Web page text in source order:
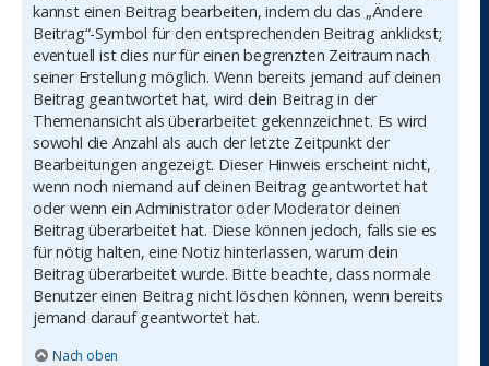
kannst einen Beitrag bearbeiten, indem du das „Ändere
Beitrag“-Symbol für den entsprechenden Beitrag anklickst;
eventuell ist dies nur für einen begrenzten Zeitraum nach
seiner Erstellung möglich. Wenn bereits jemand auf deinen
Beitrag geantwortet hat, wird dein Beitrag in der
Themenansicht als überarbeitet gekennzeichnet. Es wird
sowohl die Anzahl als auch der letzte Zeitpunkt der
Bearbeitungen angezeigt. Dieser Hinweis erscheint nicht,
wenn noch niemand auf deinen Beitrag geantwortet hat
oder wenn ein Administrator oder Moderator deinen
Beitrag überarbeitet hat. Diese können jedoch, falls sie es
für nötig halten, eine Notiz hinterlassen, warum dein
Beitrag überarbeitet wurde. Bitte beachte, dass normale
Benutzer einen Beitrag nicht löschen können, wenn bereits
jemand darauf geantwortet hat.
Nach oben